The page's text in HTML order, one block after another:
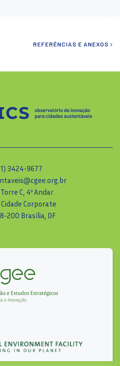
REFERÊNCIAS E ANEXOS
3424-9677
Torre C, 4º Andar
Cidade Corporate
200 Brasília, DF